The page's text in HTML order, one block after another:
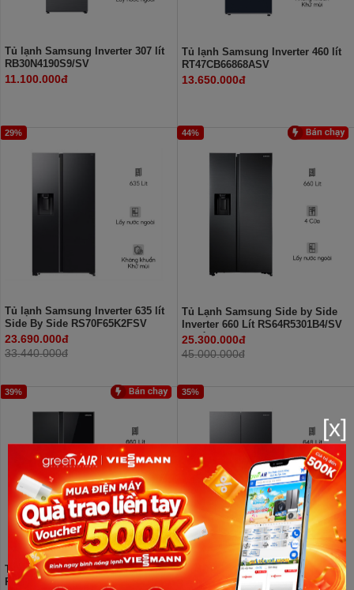
Tủ lạnh Samsung Inverter 307 lít
RB30N4190S9/SV
11.100.000đ
Tủ lạnh Samsung Inverter 460 lít
RT47CB66868ASV
13.650.000đ
29%
Tủ lạnh Samsung Inverter 635 lít
Side By Side RS70F65K2FSV
23.690.000đ
33.440.000đ
44%
Tủ Lạnh Samsung Side by Side
Inverter 660 Lít RS64R5301B4/SV
(2 Cánh)
25.300.000đ
45.000.000đ
39%
Tủ Lạnh Samsung Inverter 660 Lít
RS64R53012C/SV (2 Cánh)
35%
Tủ lạnh Samsung Inverter 648 lít
RF59C766FB1/SV
[x]